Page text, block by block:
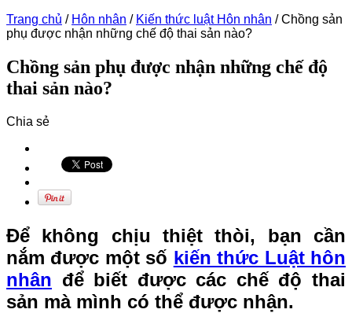
Trang chủ / Hôn nhân / Kiến thức luật Hôn nhân / Chồng sản
phụ được nhận những chế độ thai sản nào?
Chồng sản phụ được nhận những chế độ
thai sản nào?
Chia sẻ
Để không chịu thiệt thòi, bạn cần
nắm được một số kiến thức Luật hôn
nhân để biết được các chế độ thai
sản mà mình có thể được nhận.